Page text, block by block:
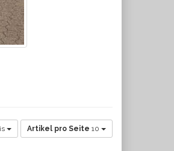
Artikel pro Seite 10